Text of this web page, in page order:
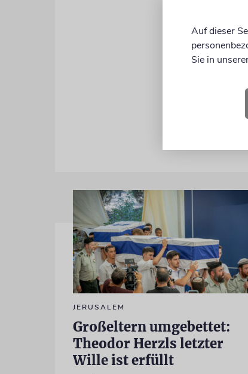
rettete
Sein
einem
JERUSALEM
Großeltern umgebettet:
Theodor Herzls letzter
Wille ist erfüllt
Auf dieser
Sie in